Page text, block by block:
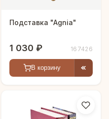
Подставка "Agnia"
1 030 ₽ 167426
В корзину